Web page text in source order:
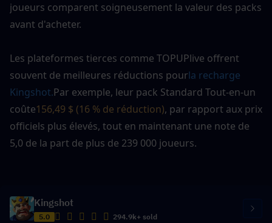
joueurs comparent soigneusement la valeur des packs
avant d'acheter.
Les plateformes tierces comme TOPUPlive offrent
souvent de meilleures réductions pourla recharge
Kingshot.Par exemple, leur pack Standard Tout-en-un
coûte156,49 $ (16 % de réduction), par rapport aux prix
officiels plus élevés, tout en maintenant une note de
5,0 de la part de plus de 239 000 joueurs.
Kingshot
5.0 294.9k+ sold